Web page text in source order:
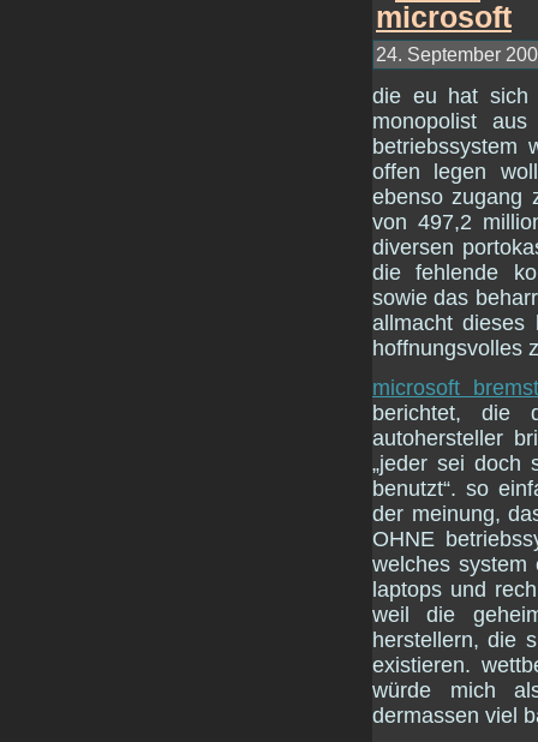
24. September
die eu hat sich
monopolist
betriebssystem
offen legen
ebenso zugang
von 497,2
diversen
die fehlende
sowie das
allmacht dieses
hoffnungsvolles
microsoft
berichtet, die
autohersteller
„jeder sei doch
benutzt“. so
der meinung,
OHNE
welches system
laptops und
weil die
herstellern, die
existieren.
würde mich
dermassen viel